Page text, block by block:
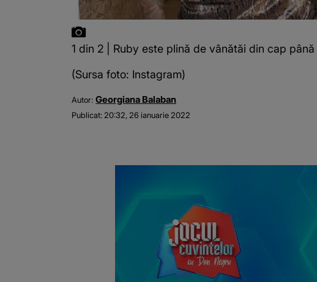
1 din 2 | Ruby este plină de vânătăi din cap
(Sursa foto: Instagram)
Autor: Georgiana Balaban
Publicat:20:32, 26 ianuarie 2022